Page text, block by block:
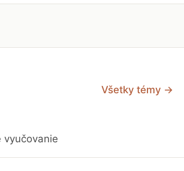
Všetky témy →
vyučovanie